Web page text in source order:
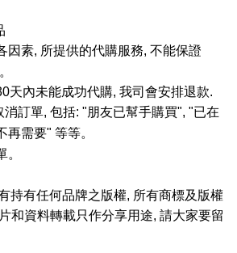
因素, 所提供的代購服務, 不能保證
天內未能成功代購, 我司會安排退款.
消訂單, 包括: "朋友已幫手購買", "已在
再需要" 等等。
持有任何品牌之版權, 所有商標及版權
和資料轉載只作分享用途, 請大家要留